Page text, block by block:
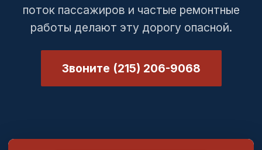
поток пассажиров и частые ремонтные
работы делают эту дорогу опасной.
Звоните (215) 206-9068